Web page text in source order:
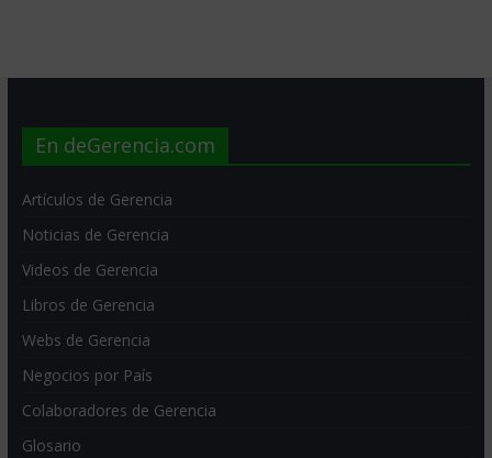
En deGerencia.com
Artículos de Gerencia
Noticias de Gerencia
Videos de Gerencia
Libros de Gerencia
Webs de Gerencia
Negocios por País
Colaboradores de Gerencia
Glosario